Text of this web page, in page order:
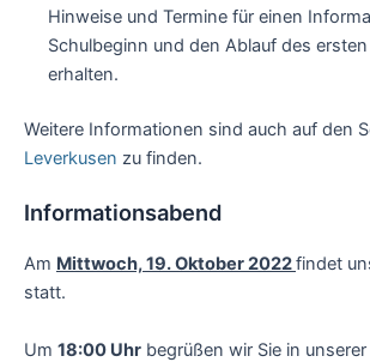
Hinweise und Termine für einen
Schulbeginn und den Ablauf des
erhalten.
Weitere Informationen sind auch auf den
Leverkusen zu finden.
Informationsabend
Am Mittwoch, 19. Oktober 2022findet
statt.
Um 18:00 Uhr begrüßen wir Sie in unserer